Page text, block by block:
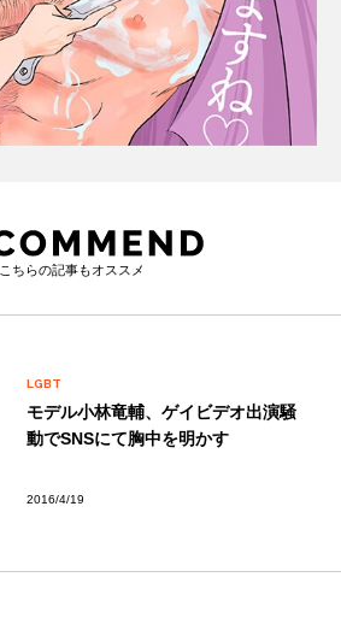
こちらの記事もオススメ
LGBT
モデル小林竜輔、ゲイビデオ出演騒
動でSNSにて胸中を明かす
2016/4/19